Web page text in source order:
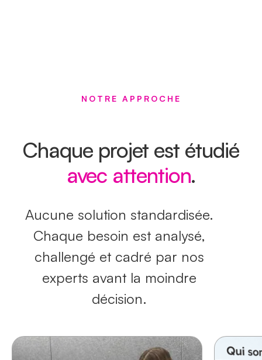
NOTRE APPROCHE
Chaque projet est étudié
avec attention.
Aucune solution standardisée.
Chaque besoin est analysé,
challengé et cadré par nos
experts avant la moindre
décision.